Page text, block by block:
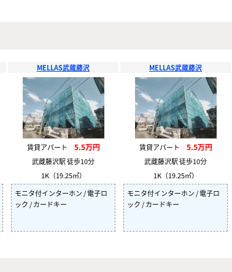
MELLAS武蔵藤沢
賃貸アパート 5.5万円
武蔵藤沢駅 徒歩10分
1K（19.25㎡）
モニタ付インターホン / 電子ロ
ック / カードキー
MELLAS武蔵藤沢
賃貸アパート 5.5万円
武蔵藤沢駅 徒歩10分
1K（19.25㎡）
モニタ付インターホン / 電子ロ
ック / カードキー